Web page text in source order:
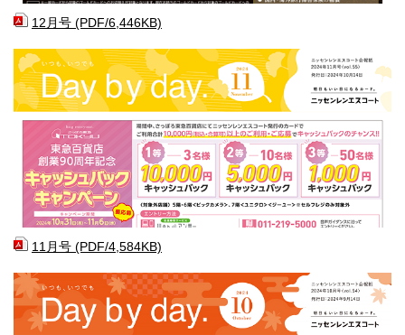
12月号 (PDF/6,446KB)
11月号 (PDF/4,584KB)